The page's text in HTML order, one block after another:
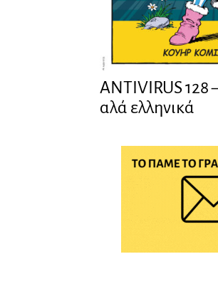
ANTIVIRUS 128
αλά ελληνικά